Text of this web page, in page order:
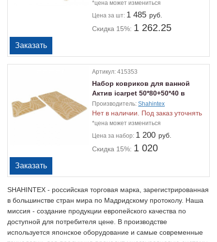
*цена может измениться
Цена за шт: 1 485 руб.
Скидка 15%: 1 262.25
Артикул:415353
Набор ковриков для ванной
Актив icarpet 50*80+50*40 в
ассортименте
Производитель:Shahintex
Нет в наличии. Под заказ уточнять
*цена может измениться
Цена за набор: 1 200 руб.
Скидка 15%: 1 020
SHAHINTEX - российская торговая марка, зарегистрированная
в большинстве стран мира по Мадридскому протоколу. Наша
миссия - создание продукции европейского качества по
доступной для потребителя цене. В производстве
используется японское оборудование и самые современные